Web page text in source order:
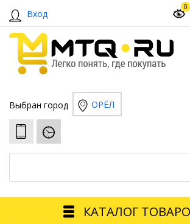
Вход
0
Выбран город ОРЁЛ
КАТАЛОГ